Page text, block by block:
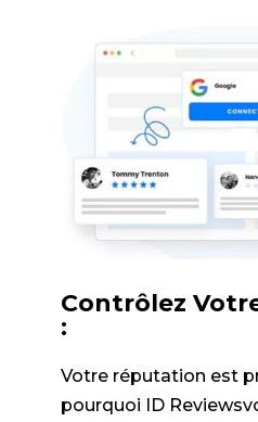
Contrôlez
:
Votre réputation est
pourquoi ID